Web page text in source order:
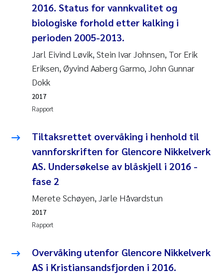
2023
2022
2021
2020
2019
2018
2016
2015
Nullstill
Kristina Øie Kvile
Areti Balkoni
Marianne Stave Sekkenes
Charles Patrick Lavin
Eirin Aasland
Andy Stock
Julia Szulecka
Aase Jeanette Kvanneid
Ellen Johannesen
Paul Ragnar Berg
2016. Status for vannkvalitet og
biologiske forhold etter kalking i
perioden 2005-2013.
Jarl Eivind Løvik, Stein Ivar Johnsen, Tor Erik
Eriksen, Øyvind Aaberg Garmo, John Gunnar
Dokk
Rapport
2017
Tiltaksrettet overvåking i henhold til
vannforskriften for Glencore Nikkelverk
AS. Undersøkelse av blåskjell i 2016 -
fase 2
Merete Schøyen, Jarle Håvardstun
Rapport
2017
Overvåking utenfor Glencore Nikkelverk
AS i Kristiansandsfjorden i 2016.